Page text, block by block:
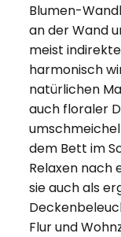
Blumen-
an der Wand
meist
harmonisch
natürlichen
auch floraler
dem Bett im
Relaxen nach
sie auch als
Flur und